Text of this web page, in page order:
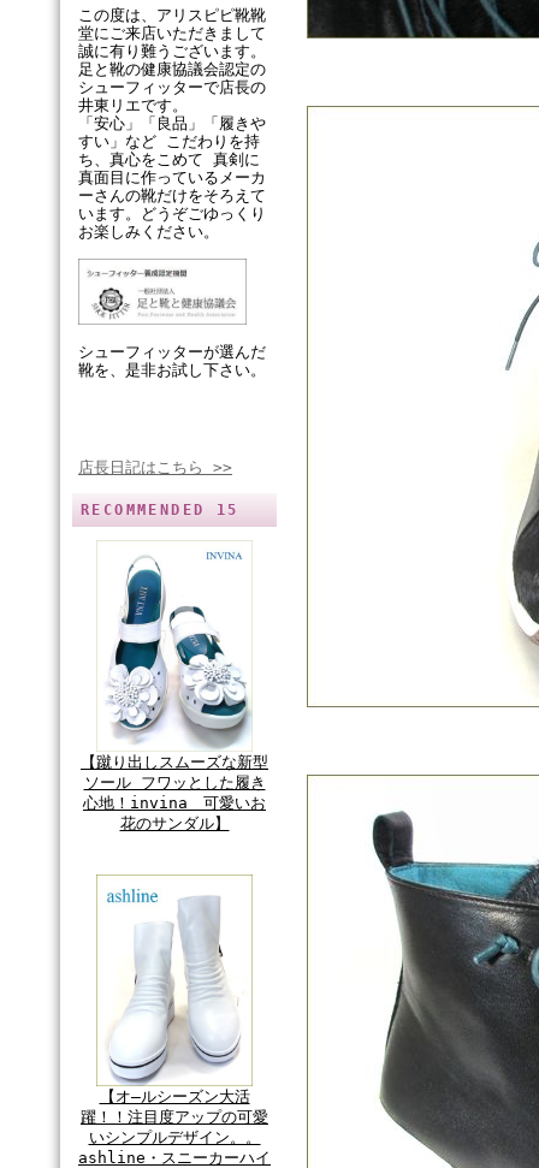
この度は、アリスピピ靴靴
堂にご来店いただきまして
誠に有り難うございます。
足と靴の健康協議会認定の
シューフィッターで店長の
井東リエです。
「安心」「良品」「履きや
すい」など こだわりを持
ち、真心をこめて 真剣に
真面目に作っているメーカ
ーさんの靴だけをそろえて
います。どうぞごゆっくり
お楽しみください。
シューフィッターが選んだ
靴を、是非お試し下さい。
店長日記はこちら >>
RECOMMENDED 15
【蹴り出しスムーズな新型
ソール フワッとした履き
心地！invina 可愛いお
花のサンダル】
【オ―ルシーズン大活
躍！！注目度アップの可愛
いシンプルデザイン。。
ashline・スニーカーハイ